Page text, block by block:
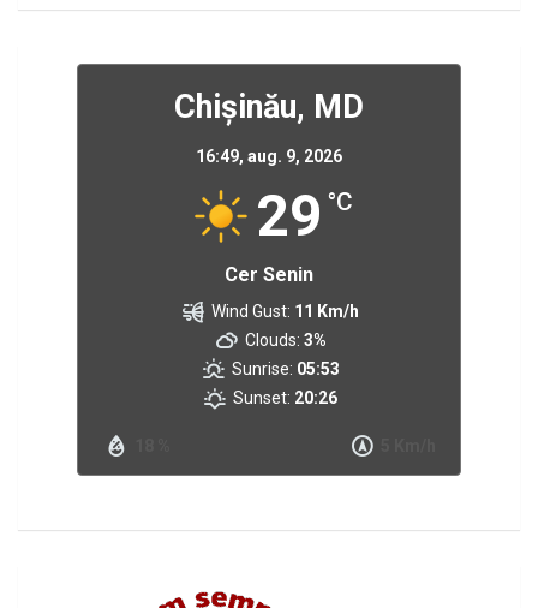
Chișinău, MD
16:49, aug. 9, 2026
29 °C
Cer Senin
Wind Gust: 11 Km/h
Clouds: 3%
Sunrise: 05:53
Sunset: 20:26